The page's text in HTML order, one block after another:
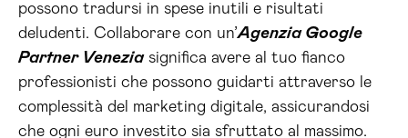
possono tradursi in spese inutili e risultati
deludenti. Collaborare con un’Agenzia Google
Partner Veneziasignifica avere al tuo fianco
professionisti che possono guidarti attraverso le
complessità del marketing digitale, assicurandosi
che ogni euro investito sia sfruttato al massimo.